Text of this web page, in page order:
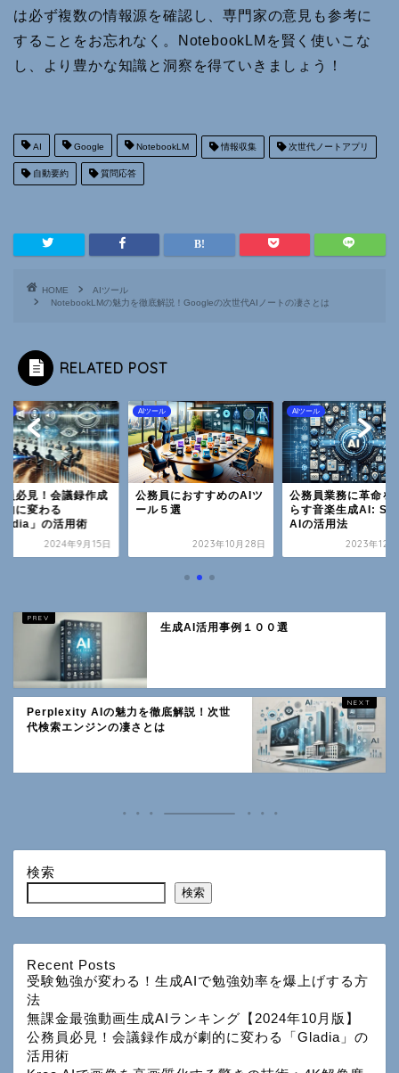
は必ず複数の情報源を確認し、専門家の意見も参考に
することをお忘れなく。NotebookLMを賢く使いこな
し、より豊かな知識と洞察を得ていきましょう！
AI Google NotebookLM 情報収集 次世代ノートアプリ
自動要約 質問応答
HOME
AIツール
NotebookLMの魅力を徹底解説！Googleの次世代AIノートの凄さとは
RELATED POST
員必見！会議録作成
的に変わる
」の活用術
2024年9月15日
AIツール
公務員におすすめのAIツ
ール５選
2023年10月28日
AIツール
公務員業務に革命を
らす音楽生成AI:
AIの活用法
2023年12
生成AI活用事例１００選
Perplexity AIの魅力を徹底解説！次世
代検索エンジンの凄さとは
検索
検索
Recent Posts
受験勉強が変わる！生成AIで勉強効率を爆上げする方
法
無課金最強動画生成AIランキング【2024年10月版】
公務員必見！会議録作成が劇的に変わる「Gladia」の
活用術